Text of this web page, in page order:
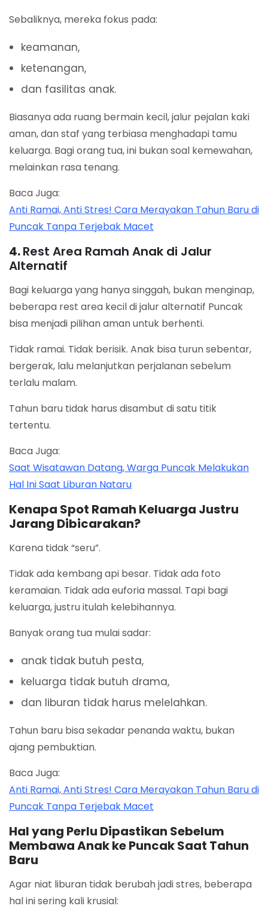
Sebaliknya, mereka fokus pada:
keamanan,
ketenangan,
dan fasilitas anak.
Biasanya ada ruang bermain kecil, jalur pejalan kaki
aman, dan staf yang terbiasa menghadapi tamu
keluarga. Bagi orang tua, ini bukan soal kemewahan,
melainkan rasa tenang.
Baca Juga:
Anti Ramai, Anti Stres! Cara Merayakan Tahun Baru di
Puncak Tanpa Terjebak Macet
4.Rest Area Ramah Anak di Jalur
Alternatif
Bagi keluarga yang hanya singgah, bukan menginap,
beberapa rest area kecil di jalur alternatif Puncak
bisa menjadi pilihan aman untuk berhenti.
Tidak ramai. Tidak berisik. Anak bisa turun sebentar,
bergerak, lalu melanjutkan perjalanan sebelum
terlalu malam.
Tahun baru tidak harus disambut di satu titik
tertentu.
Baca Juga:
Saat Wisatawan Datang, Warga Puncak Melakukan
Hal Ini Saat Liburan Nataru
Kenapa Spot Ramah Keluarga Justru
Jarang Dibicarakan?
Karena tidak “seru”.
Tidak ada kembang api besar. Tidak ada foto
keramaian. Tidak ada euforia massal. Tapi bagi
keluarga, justru itulah kelebihannya.
Banyak orang tua mulai sadar:
anak tidak butuh pesta,
keluarga tidak butuh drama,
dan liburan tidak harus melelahkan.
Tahun baru bisa sekadar penanda waktu, bukan
ajang pembuktian.
Baca Juga:
Anti Ramai, Anti Stres! Cara Merayakan Tahun Baru di
Puncak Tanpa Terjebak Macet
Hal yang Perlu Dipastikan Sebelum
Membawa Anak ke Puncak Saat Tahun
Baru
Agar niat liburan tidak berubah jadi stres, beberapa
hal ini sering kali krusial: